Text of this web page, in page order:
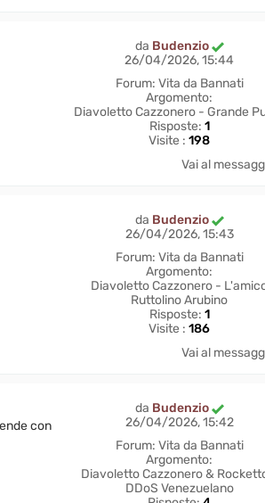
da Budenzio
26/04/2026, 15:44
Forum: Vita da Bannati
Argomento:
Diavoletto Cazzonero - Grande
Risposte: 1
Visite :198
Vai al
da Budenzio
26/04/2026, 15:43
Forum: Vita da Bannati
Argomento:
Diavoletto Cazzonero -
Ruttolino Arubino
Risposte: 1
Visite :186
Vai al
da Budenzio
26/04/2026, 15:42
Forum: Vita da Bannati
Argomento:
Diavoletto Cazzonero &
DDoS Venezuelano
con